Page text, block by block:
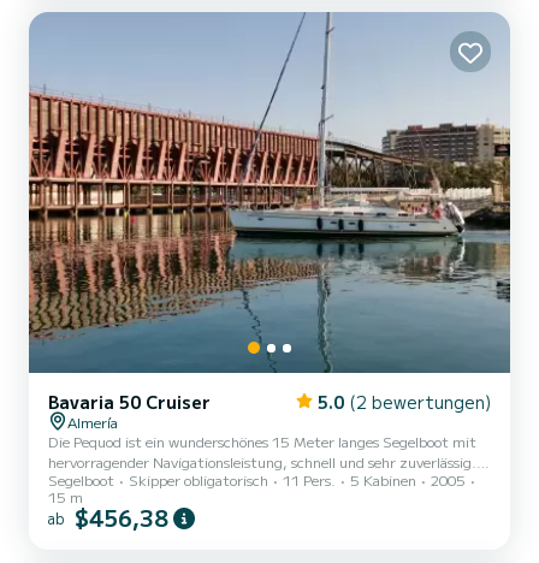
Bavaria 50 Cruiser 5.0 (2 bewertungen)
Almería
Die Pequod ist ein wunderschönes 15 Meter langes Segelboot mit
hervorragender Navigationsleistung, schnell und sehr zuverlässig.
Es verfügt über 5 Doppelkabinen und drei komplette Badezimmer
(der Skipper belegt eine Kabine). Das Wohnzimmer verwandelt sich
in ein Bett, sodass Sie nachts besser schlafen können. Dieses
Segelboot Skipper obligatorisch 11 Pers. 5 Kabinen
2005
15 m
ab $456,38